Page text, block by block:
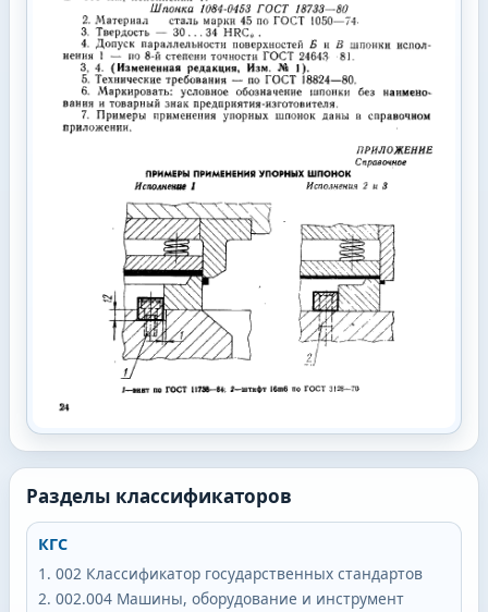
Разделы классификаторов
КГС
002 Классификатор государственных стандартов
002.004 Машины, оборудование и инструмент